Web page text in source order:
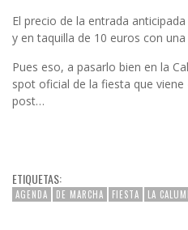
El precio de la entrada
y en taquilla de 10 euros con una
Pues eso, a pasarlo bien en la
spot oficial de la fiesta que
post…
ETIQUETAS:
AGENDA DE MARCHA FIESTA LA